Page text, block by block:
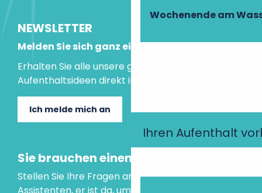
Wochenende am
Ihren Aufenthalt
NEWSLETTER
Melden Sie sich ganz einfach an!
Erhalten Sie alle unsere guten Tipps und
Aufenthaltsideen direkt in Ihre Mailbox.
Ich melde mich an
Sie brauchen einen Rat?
Stellen Sie Ihre Fragen an unseren virtuellen